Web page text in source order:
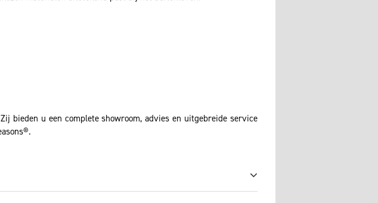
bieden u een complete showroom, advies en uitgebreide service